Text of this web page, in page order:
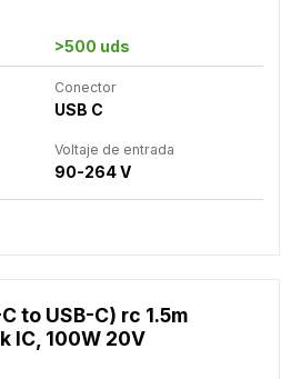
>500 uds
Conector
USB C
Voltaje de entrada
90-264 V
to USB-C) rc 1.5m
IC, 100W 20V